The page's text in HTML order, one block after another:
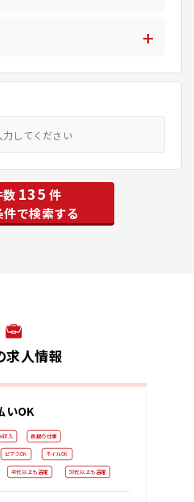
数 135 件
件で検索する
求人情報
いOK
収入 長期の仕事
ピアスOK ネイルOK
40代以上も活躍 50代以上も活躍